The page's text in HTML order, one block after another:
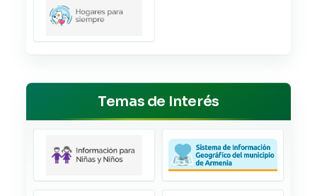
Temas de Interés